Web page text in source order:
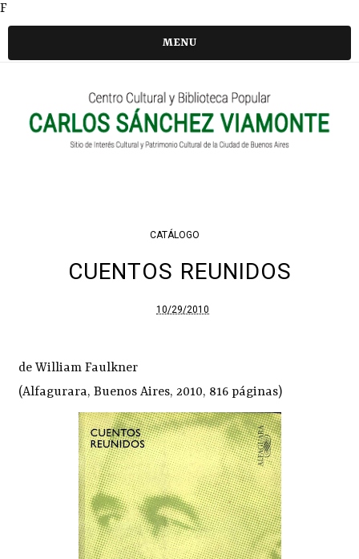
F
MENU
CATÁLOGO
CUENTOS REUNIDOS
10/29/2010
de William Faulkner
(Alfagurara, Buenos Aires, 2010, 816 páginas)